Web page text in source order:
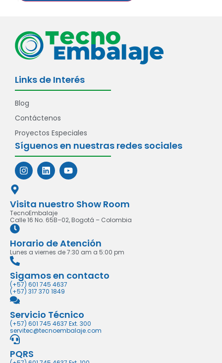
Links de Interés
Blog
Contáctenos
Proyectos Especiales
Síguenos en nuestras redes sociales
Visita nuestro Show Room
TecnoEmbalaje
Calle 16 No. 65B–02, Bogotá – Colombia
Horario de Atención
Lunes a viernes de 7:30 am a 5:00 pm
Sigamos en contacto
(+57) 601 745 4637
(+57) 317 370 1849
Servicio Técnico
(+57) 601 745 4637 Ext. 300
servitec@tecnoembalaje.com
PQRS